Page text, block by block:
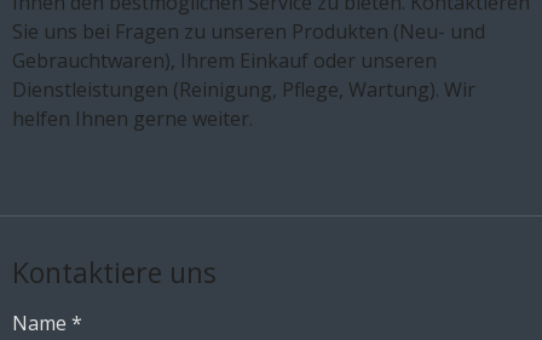
Sie uns bei Fragen zu unseren Produkten (Neu- und
Gebrauchtwaren), Ihrem Einkauf oder unseren
Dienstleistungen (Reinigung, Pflege, Wartung). Wir
helfen Ihnen gerne weiter.
Kontaktiere uns
Name *